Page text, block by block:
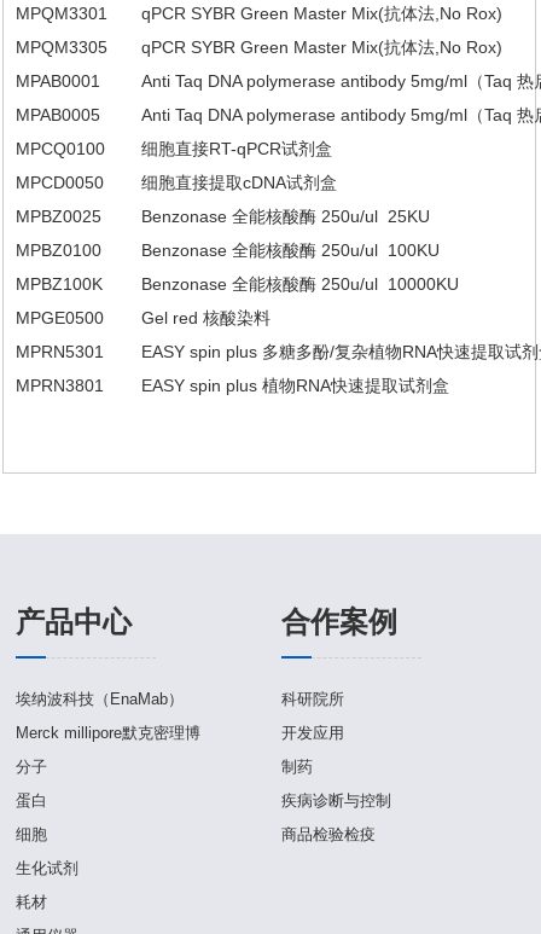
MPQM3301
qPCR SYBR Green Master Mix(抗体法,No Rox)
MPQM3305
qPCR SYBR Green Master Mix(抗体法,No Rox)
MPAB0001
Anti Taq DNA polymerase antibody 5mg/ml（Taq 热
MPAB0005
Anti Taq DNA polymerase antibody 5mg/ml（Taq 热
MPCQ0100
细胞直接RT-qPCR试剂盒
MPCD0050
细胞直接提取cDNA试剂盒
MPBZ0025
Benzonase 全能核酸酶 250u/ul 25KU
MPBZ0100
Benzonase 全能核酸酶 250u/ul 100KU
MPBZ100K
Benzonase 全能核酸酶 250u/ul 10000KU
MPGE0500
Gel red 核酸染料
MPRN5301
EASY spin plus 多糖多酚/复杂植物RNA快速提取试
MPRN3801
EASY spin plus 植物RNA快速提取试剂盒
产品中心
埃纳波科技（EnaMab）
Merck millipore默克密理博
分子
蛋白
细胞
生化试剂
耗材
合作案例
科研院所
开发应用
制药
疾病诊断与控制
商品检验检疫